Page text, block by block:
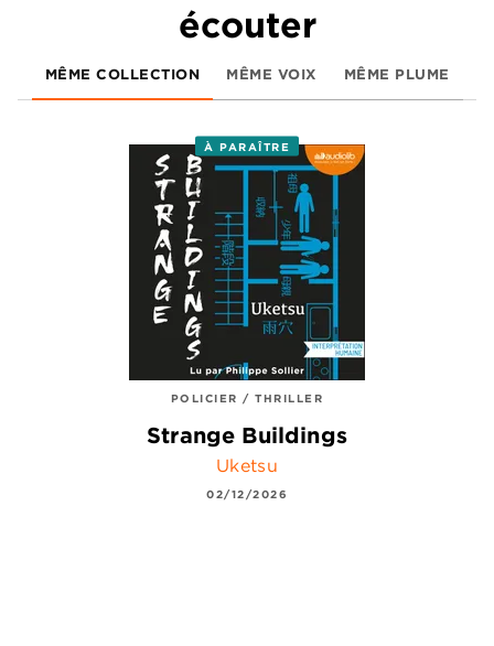
écouter
MÊME COLLECTION MÊME VOIX MÊME PLUME
À PARAÎTRE
POLICIER / THRILLER
Strange Buildings
Uketsu
02/12/2026